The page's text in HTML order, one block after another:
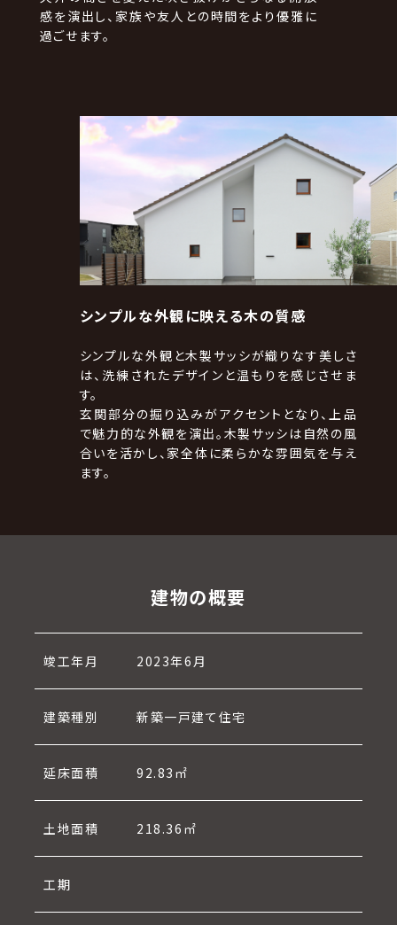
感を演出し、家族や友人との時間をより優雅に
過ごせます。
シンプルな外観に映える木の質感
シンプルな外観と木製サッシが織りなす美しさ
は、洗練されたデザインと温もりを感じさせま
す。
玄関部分の掘り込みがアクセントとなり、上品
で魅力的な外観を演出。木製サッシは自然の風
合いを活かし、家全体に柔らかな雰囲気を与え
ます。
建物の概要
竣工年月 2023年6月
建築種別 新築一戸建て住宅
延床面積 92.83㎡
土地面積 218.36㎡
工期